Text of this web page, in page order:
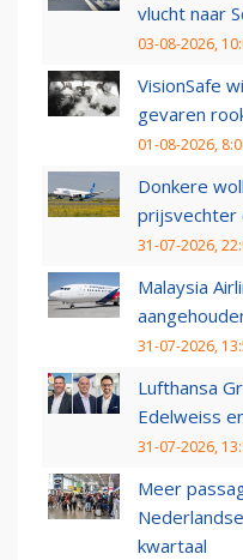
vlucht naar
03-08-2026,
VisionSafe
gevaren
01-08-2026,
Donkere
31-07-2026,
Malaysia
31-07-2026,
Lufthansa
Edelweiss
31-07-2026,
Meer
kwartaal